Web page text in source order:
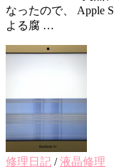
なったので、 Apple
よる腐 …
修理日記 /液晶修理